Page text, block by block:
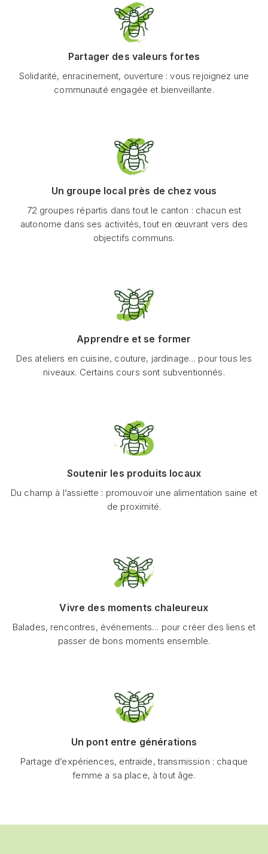
Partager des valeurs fortes
Solidarité, enracinement, ouverture : vous rejoignez une
communauté engagée et bienveillante.
Un groupe local près de chez vous
72 groupes répartis dans tout le canton : chacun est
autonome dans ses activités, tout en œuvrant vers des
objectifs communs.
Apprendre et se former
Des ateliers en cuisine, couture, jardinage… pour tous les
niveaux. Certains cours sont subventionnés.
Soutenir les produits locaux
Du champ à l’assiette : promouvoir une alimentation saine et
de proximité.
Vivre des moments chaleureux
Balades, rencontres, événements… pour créer des liens et
passer de bons moments ensemble.
Un pont entre générations
Partage d’expériences, entraide, transmission : chaque
femme a sa place, à tout âge.